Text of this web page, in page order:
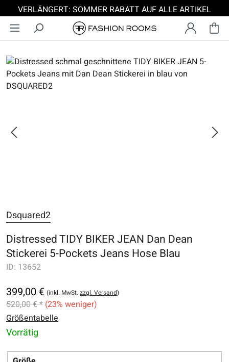
Zum Hauptinhalt springen
VERLÄNGERT: SOMMER RABATT AUF ALLE ARTIKEL
Bildergalerie überspringen
Dsquared2
Distressed TIDY BIKER JEAN Dan Dean
Stickerei 5-Pockets Jeans Hose Blau
ID: 13652
399,00 € (inkl. MwSt.zzgl. Versand)
520,00 € * (23% weniger)
Größentabelle
Vorrätig